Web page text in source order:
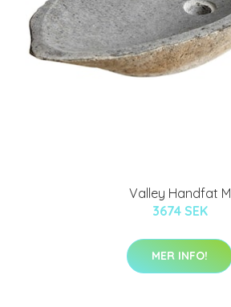
Valley Handfat M
3674 SEK
MER INFO!